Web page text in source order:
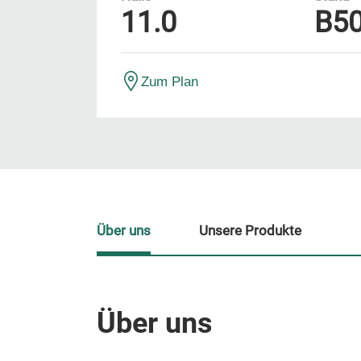
11.0
Zum Plan
Über uns
Über uns Unsere Produkte